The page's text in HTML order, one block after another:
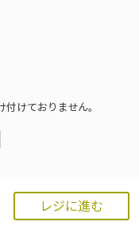
レジに進む
けておりません。